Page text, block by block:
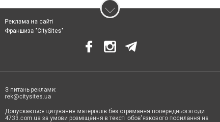
Реклама на сайті
Франшиза "CitySites"
З питань реклами:
rek@citysites.ua
Допускається цитування матеріалів без отримання попередньої згоди
4733.com.ua за умови розміщення в тексті обов'язкового посилання на